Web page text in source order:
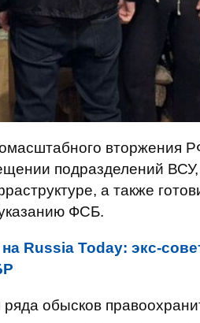
вторжения
подразделений
а также
ФСБ.
Russia Today: экс-
обысков